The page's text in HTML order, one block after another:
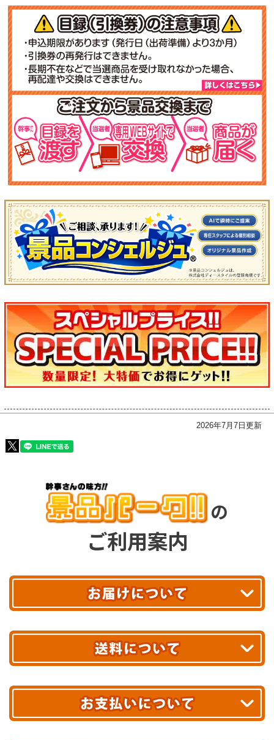
2026年7月7日更新
の
ご利用案内
最短翌日お届け!
あす着エリアが対象です。
エリアやお届け日の確認はこちら▶
※ 配送業者による配送遅延が生じる可能性がございます。
※ 沖縄・離島はお届けできません。
送料無料!
10,000円未満 全国一律1,100円(税込)